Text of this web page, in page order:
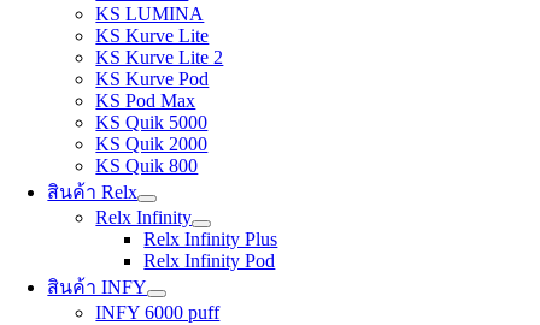
KS LUMINA
KS Kurve Lite
KS Kurve Lite 2
KS Kurve Pod
KS Pod Max
KS Quik 5000
KS Quik 2000
KS Quik 800
สินค้า Relx
Relx Infinity
Relx Infinity Plus
Relx Infinity Pod
สินค้า INFY
INFY 6000 puff